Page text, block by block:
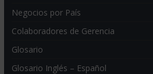
Negocios por País
Colaboradores de Gerencia
Glosario
Glosario Inglés – Español